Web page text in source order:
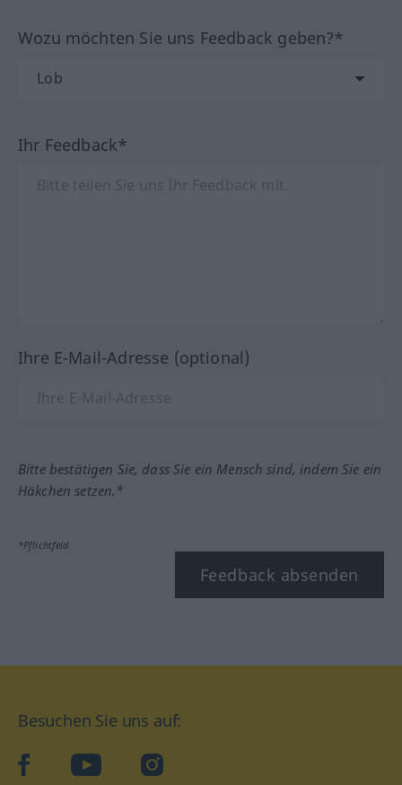
Wozu möchten Sie uns Feedback geben?*
Ihr Feedback*
Ihre E-Mail-Adresse (optional)
Bitte bestätigen Sie, dass Sie ein Mensch sind, indem Sie ein
Häkchen setzen.*
*Pflichtfeld
Feedback absenden
Besuchen Sie uns auf:
facebookYouTube Instagram